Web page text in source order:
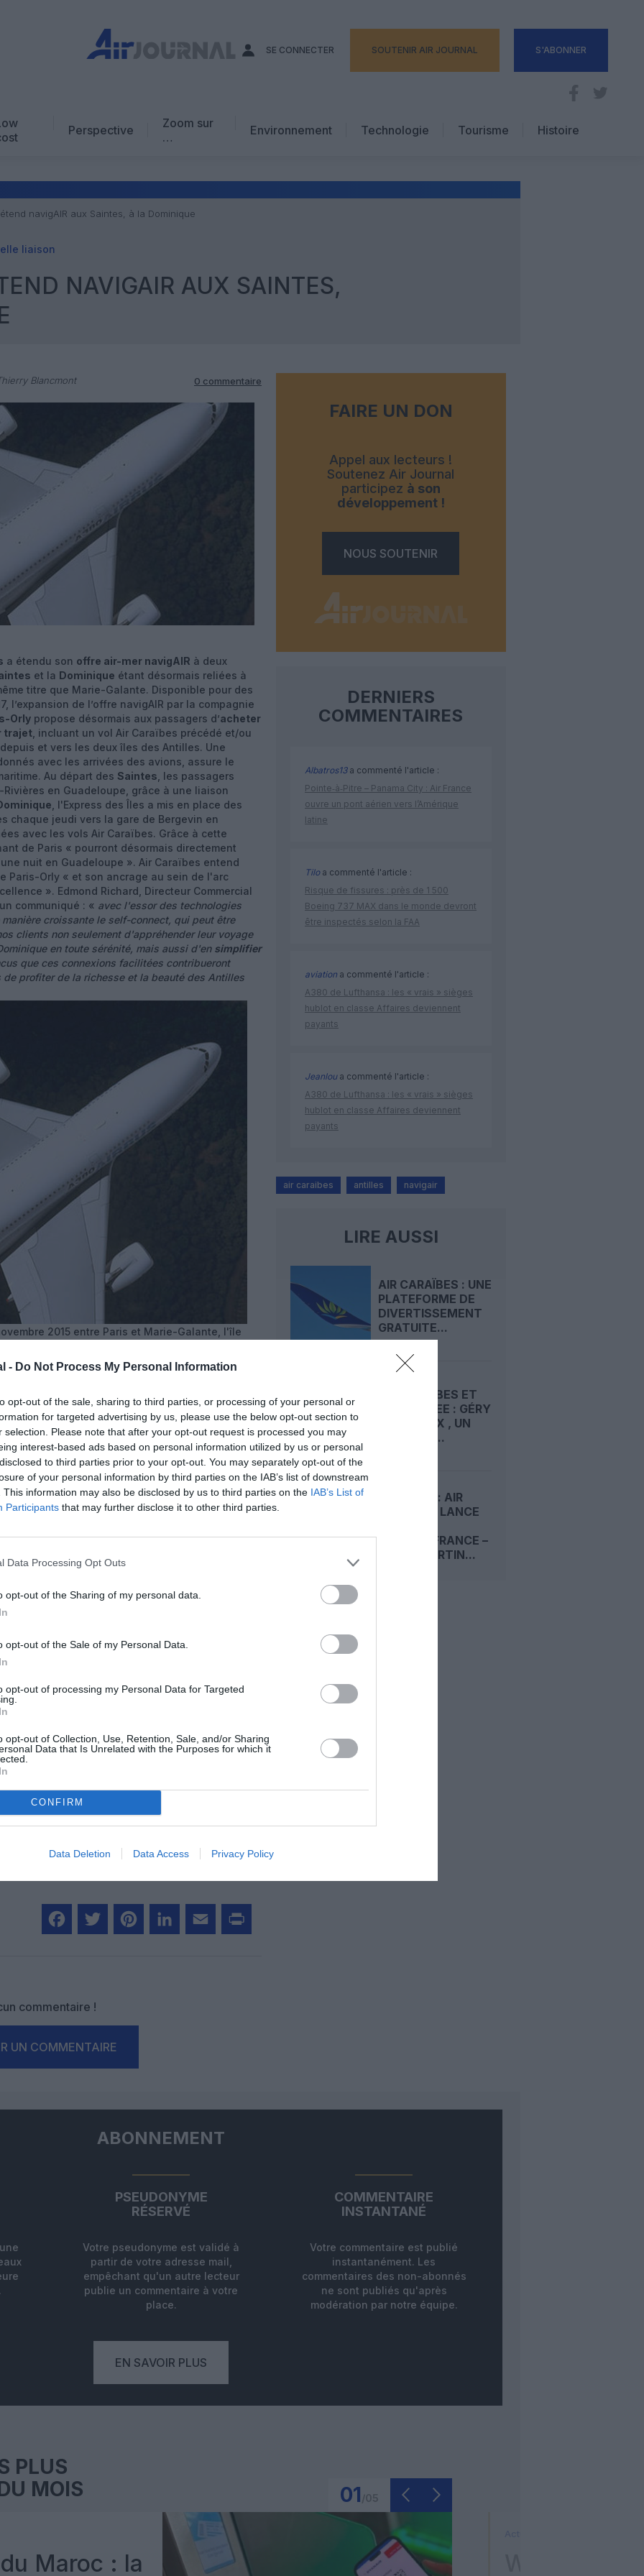
- Do Not Process My Personal Information
opt-out of the sale, sharing to third parties, or processing of your personal or
for targeted advertising by us, please use the below opt-out section to
selection. Please note that after your opt-out request is processed you may
interest-based ads based on personal information utilized by us or personal
to third parties prior to your opt-out. You may separately opt-out of the
of your personal information by third parties on the IAB’s list of downstream
This information may also be disclosed by us to third parties on the IAB’s List of
Participants that may further disclose it to other third parties.
Data Processing Opt Outs
opt-out of the Sharing of my personal data.
opt-out of the Sale of my Personal Data.
opt-out of processing my Personal Data for Targeted
opt-out of Collection, Use, Retention, Sale, and/or Sharing
Data that Is Unrelated with the Purposes for which it
CONFIRM
Data Deletion Data Access Privacy Policy
SE CONNECTER SOUTENIR AIR JOURNAL S'ABONNER
Perspective
Zoom sur
…
Avis d’expert
Environnement Technologie
Tourisme
Hôtellerie
Histoire
navigAIR aux Saintes, à la Dominique
liaison
NAVIGAIR AUX SAINTES,
Blancmont 0 commentaire
a étendu son offre air-mer navigAIR à deux
et la Dominique étant désormais reliées à
titre que Marie-Galante. Disponible pour des
l’expansion de l’offre navigAIR par la compagnie
Orly propose désormais aux passagers d’acheter
trajet , incluant un vol Air Caraïbes précédé et/ou
et vers les deux îles des Antilles. Une
avec les arrivées des avions, assure le
Au départ des Saintes , les passagers
en Guadeloupe, grâce à une liaison
, l'Express des Îles a mis en place des
chaque jeudi vers la gare de Bergevin en
avec les vols Air Caraïbes. Grâce à cette
de Paris « pourront désormais directement
nuit en Guadeloupe ». Air Caraïbes entend
Paris-Orly « et son ancrage au sein de l'arc
». Edmond Richard, Directeur Commercial
communiqué : « avec l'essor des technologies
croissante le self-connect, qui peut être
clients non seulement d'appréhender leur voyage
en toute sérénité, mais aussi d'en simplifier
que ces connexions facilitées contribueront
profiter de la richesse et la beauté des Antilles
2015 entre Paris et Marie-Galante, l'île
Caraïbes comme une « solution simple,
en toute sérénité » : - C'est simple : Les
réservés ensemble, ce qui facilite
s'occupe de toute modification du
C'est sécurisé : En cas d'éventuel retard de son
d'une entière prise en charge sans frais de la
en priorité sur le prochain départ disponible et,
sera mis à sa disposition le temps
le billet combiné navigAIR est plus avantageux
un billet d'avion, un billet de bateau et un
régulière et spécialiste des Caraïbes, Air
En 2016, la compagnie filiale du groupe
passagers. Air Caraïbes opère des vols depuis
à-Pitre), la Martinique (Fort-de-France), la
Saint-Martin (Princess Juliana), la
et Punta Cana), Les Bahamas (San Salvador)
La compagnie a aménagé les horaires de
passagers en provenance de Métropole des
destinations : Saint-Martin (Grand Case),
Air Caraïbes est également la 1ère
et la Belgique aux Caraïbes au départ d'Orly
apprécié l’article ?
nous, faites un don !
SOUTENIR
commentaire !
UN COMMENTAIRE
FAIRE UN DON
Appel aux lecteurs !
Soutenez Air Journal
participez à son
développement !
NOUS SOUTENIR
DERNIERS
COMMENTAIRES
Albatros13a commenté l'article :
Pointe‑à‑Pitre – Panama City : Air France
ouvre un pont aérien vers l’Amérique
latine
Tiloa commenté l'article :
Risque de fissures : près de 1 500
Boeing 737 MAX dans le monde devront
être inspectés selon la FAA
aviation a commenté l'article :
A380 de Lufthansa : les « vrais » sièges
hublot en classe Affaires deviennent
payants
Jeanloua commenté l'article :
A380 de Lufthansa : les « vrais » sièges
hublot en classe Affaires deviennent
payants
air caraibes antilles navigair
LIRE AUSSI
AIR CARAÏBES : UNE
PLATEFORME DE
DIVERTISSEMENT
GRATUITE...
AIR CARAÏBES ET
FRENCH BEE : GÉRY
MORTREUX , UN
VÉTÉRAN...
ANTILLES : AIR
CARAÏBES LANCE
FORT‑DE‑FRANCE –
SAINT‑MARTIN...
ABONNEMENT
PSEUDONYME
RÉSERVÉ
Votre pseudonyme est validé à
partir de votre adresse mail,
empêchant qu'un autre lecteur
publie un commentaire à votre
place.
COMMENTAIRE
INSTANTANÉ
Votre commentaire est publié
instantanément. Les
commentaires des non-abonnés
ne sont publiés qu'après
modération par notre équipe.
EN SAVOIR PLUS
PLUS
MOIS
01
Maroc : la